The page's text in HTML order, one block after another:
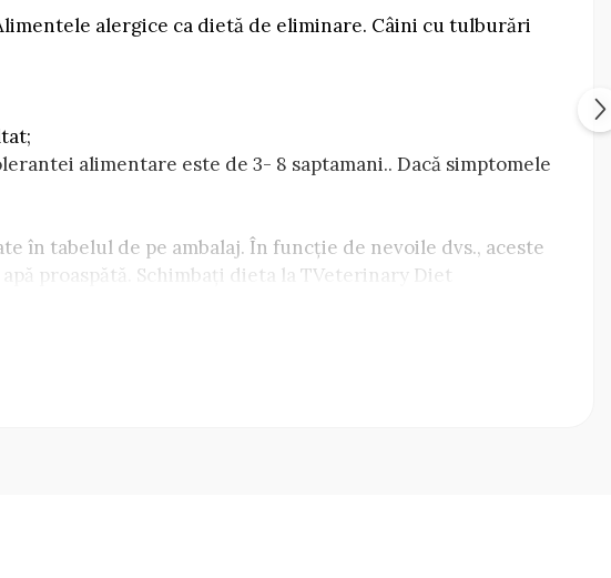
alergice ca dietă de eliminare. Câini cu tulburări
alimentare este de 3- 8 saptamani.. Dacă simptomele
în tabelul de pe ambalaj. În funcție de nevoile dvs., aceste
proaspătă. Schimbați dieta la TVeterinary Diet
treceți treptat la o nouă dietă timp de aproximativ 7 zile.
de zi, adăugați din ce în ce mai multă dietă nouă, până
de in; Ulei de somon.